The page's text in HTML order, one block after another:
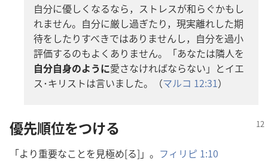
自分に優しくなるなら，ストレスが和らぐかもし
れません。自分に厳し過ぎたり，現実離れした期
待をしたりすべきではありませんし，自分を過小
評価するのもよくありません。「あなたは隣人を
自分自身のように愛さなければならない」とイエ
ス･キリストは言いました。（マルコ 12:31）
優先順位をつける
「より重要なことを見極め[る]」。 フィリピ 1:10